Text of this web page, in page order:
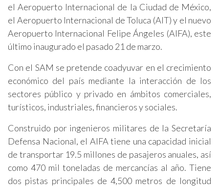
el Aeropuerto Internacional de la Ciudad de México,
el Aeropuerto Internacional de Toluca (AIT) y el nuevo
Aeropuerto Internacional Felipe Ángeles (AIFA), este
último inaugurado el pasado 21 de marzo.
Con el SAM se pretende coadyuvar en el crecimiento
económico del país mediante la interacción de los
sectores público y privado en ámbitos comerciales,
turísticos, industriales, financieros y sociales.
Construido por ingenieros militares de la Secretaría
Defensa Nacional, el AIFA tiene una capacidad inicial
de transportar 19.5 millones de pasajeros anuales, así
como 470 mil toneladas de mercancías al año. Tiene
dos pistas principales de 4,500 metros de longitud